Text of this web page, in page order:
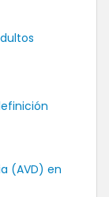
(AVD) en